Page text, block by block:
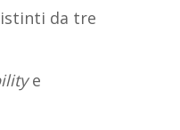
da tre
e